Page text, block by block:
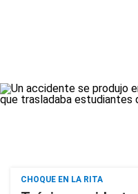
CHOQUE EN LA RITA